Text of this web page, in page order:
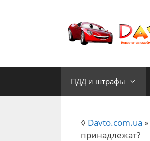
ПДД и штрафы
◊ Davto.com.ua »
принадлежат?